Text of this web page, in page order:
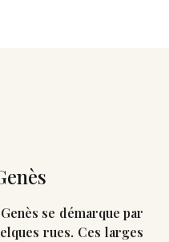
se démarque par
rues. Ces larges